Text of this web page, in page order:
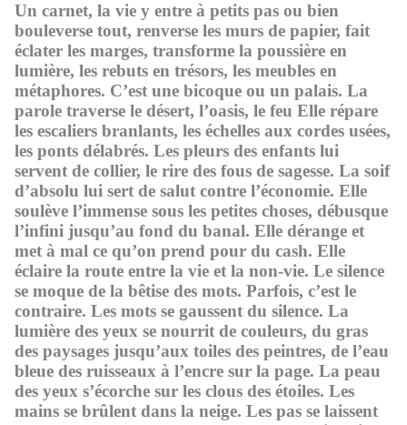
Un carnet, la vie y entre à petits pas ou bien
bouleverse tout, renverse les murs de papier, fait
éclater les marges, transforme la poussière en
lumière, les rebuts en trésors, les meubles en
métaphores. C’est une bicoque ou un palais. La
parole traverse le désert, l’oasis, le feu Elle répare
les escaliers branlants, les échelles aux cordes usées,
les ponts délabrés. Les pleurs des enfants lui
servent de collier, le rire des fous de sagesse. La soif
d’absolu lui sert de salut contre l’économie. Elle
soulève l’immense sous les petites choses, débusque
l’infini jusqu’au fond du banal. Elle dérange et
met à mal ce qu’on prend pour du cash. Elle
éclaire la route entre la vie et la non-vie. Le silence
se moque de la bêtise des mots. Parfois, c’est le
contraire. Les mots se gaussent du silence. La
lumière des yeux se nourrit de couleurs, du gras
des paysages jusqu’aux toiles des peintres, de l’eau
bleue des ruisseaux à l’encre sur la page. La peau
des yeux s’écorche sur les clous des étoiles. Les
mains se brûlent dans la neige. Les pas se laissent